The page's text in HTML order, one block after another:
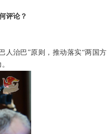
评论？
人治巴”原则，推动落实“两国方